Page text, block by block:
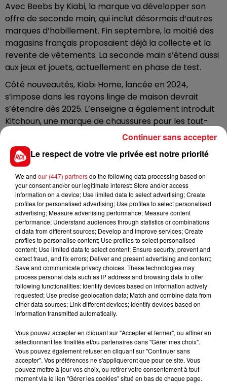
Avec Beebs by Kiabi, la marque va développer son
offre de seconde main, qui inclut désormais d’autres
marques d’habillement. Fin septembre, la moitié des
magasins français proposaient déjà la collecte et la
revente de vêtements. La seconde main s’étend aussi
aux jeux et jouets, actuellement en phase de test.
Côté nouveautés, Kiabi Home, lancée en 2024,
s’impose dans les rayons linge de maison devrait
s’étendre dès 2025. L’enseigne a également introduit
Kitchoun, une marque de chaussures pour les tout-
petits, présentée comme une continuité logique de
son offre vestimentaire. Cette dynamique s’inscrit
dans la Vision 2035 du groupe, qui vise à transformer
son modèle économique tout en répondant aux
nouvelles attentes des consommateurs. Avec 2,3
milliards d’euros de chiffre d’affaires en 2024, en
hausse de 5 %, et 44 millions de transactions sur
l’année, Kiabi confirme son statut de marque préférée
des Français.
FIL D'ACTUS
15 juillet 2026
Le respect de votre vie privée est notre priorité
We and our (447) partnersdo the following data processing based on
your consent and/or our legitimate interest: Store and/or access
information on a device; Use limited data to select advertising; Create
profiles for personalised advertising; Use profiles to select personalised
advertising; Measure advertising performance; Measure content
performance; Understand audiences through statistics or combinations
of data from different sources; Develop and improve services; Create
profiles to personalise content; Use profiles to select personalised
content; Use limited data to select content; Ensure security, prevent and
detect fraud, and fix errors; Deliver and present advertising and content;
Save and communicate privacy choices. These technologies may
process personal data such as IP address and browsing data to offer
following functionalities: Identify devices based on information actively
requested; Use precise geolocation data; Match and combine data from
other data sources; Link different devices; Identify devices based on
information transmitted automatically.
Vous pouvez accepter en cliquant sur "Accepter et fermer", ou affiner en
sélectionnant les finalités et/ou partenaires dans "Gérer mes choix".
Vous pouvez également refuser en cliquant sur "Continuer sans
accepter". Vos préférences ne s'appliqueront que pour ce site. Vous
pouvez mettre à jour vos choix, ou retirer votre consentement à tout
moment via le lien "Gérer les cookies" situé en bas de chaque page.
Continuer sans accepter